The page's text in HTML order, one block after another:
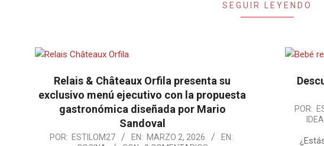
SEGUIR LEYENDO
Relais & Châteaux Orfila presenta su
exclusivo menú ejecutivo con la propuesta
gastronómica diseñada por Mario
Sandoval
2026-POR: ESTILOM27 EN: MARZO 2, 2026
EN:
2021-
POR: